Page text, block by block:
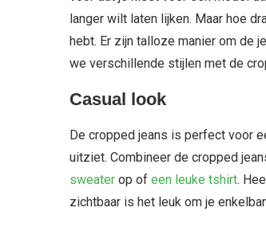
langer wilt laten lijken. Maar hoe
hebt. Er zijn talloze manier om de
we verschillende stijlen met de
Casual look
De cropped jeans is perfect voor
uitziet. Combineer de cropped
sweater op of een leuke tshirt.
zichtbaar is het leuk om je